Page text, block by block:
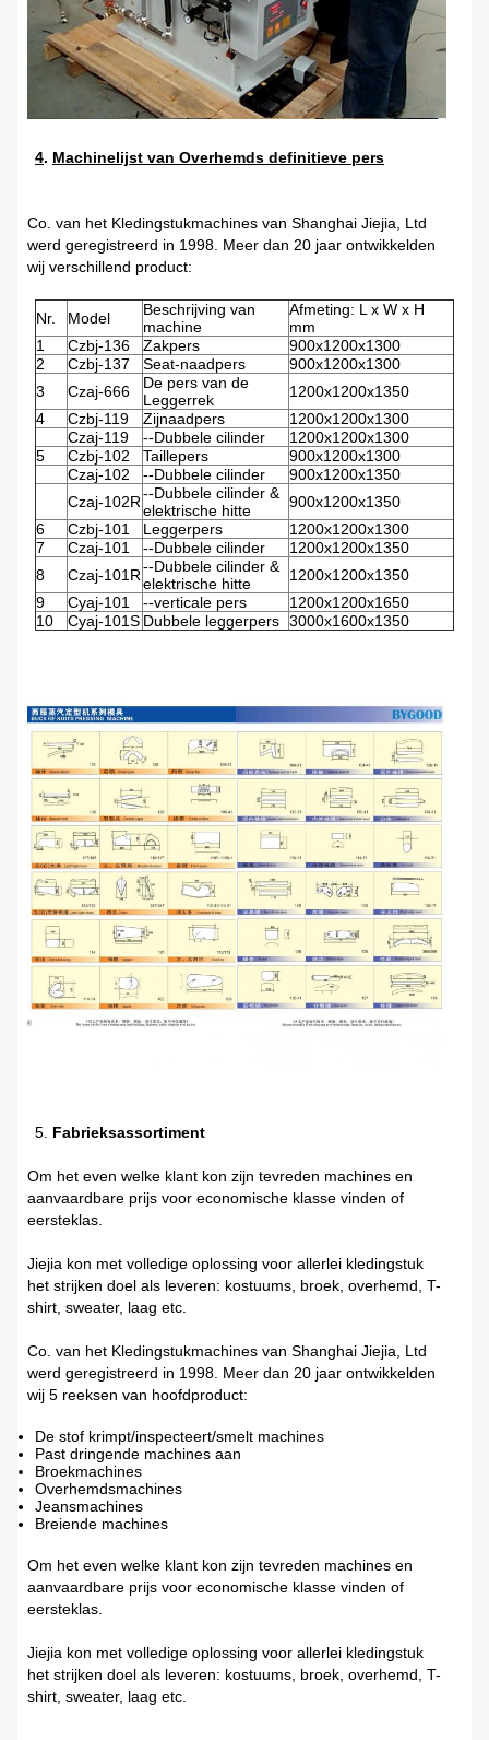
4. Machinelijst van Overhemds definitieve pers
Co. van het Kledingstukmachines van Shanghai Jiejia, Ltd
werd geregistreerd in 1998. Meer dan 20 jaar ontwikkelden
wij verschillend product:
Nr. Model
Beschrijving van
machine
Afmeting: L x W x H
mm
1
Czbj-136 Zakpers
900x1200x1300
2
Czbj-137 Seat-naadpers
900x1200x1300
3
Czaj-666
De pers van de
Leggerrek
1200x1200x1350
4
Czbj-119 Zijnaadpers
1200x1200x1300
Czaj-119
--Dubbele cilinder
1200x1200x1300
5
Czbj-102 Taillepers
900x1200x1300
Czaj-102
--Dubbele cilinder
900x1200x1350
Czaj-102R--Dubbele cilinder &
elektrische hitte
900x1200x1350
6
Czbj-101 Leggerpers
1200x1200x1300
7
Czaj-101 --Dubbele cilinder
1200x1200x1350
8
Czaj-101R--Dubbele cilinder &
elektrische hitte
1200x1200x1350
9
Cyaj-101 --verticale pers
1200x1200x1650
10
Cyaj-101S Dubbele leggerpers 3000x1600x1350
5. Fabrieksassortiment
Om het even welke klant kon zijn tevreden machines en
aanvaardbare prijs voor economische klasse vinden of
eersteklas.
Jiejia kon met volledige oplossing voor allerlei kledingstuk
het strijken doel als leveren: kostuums, broek, overhemd, T-
shirt, sweater, laag etc.
Co. van het Kledingstukmachines van Shanghai Jiejia, Ltd
werd geregistreerd in 1998. Meer dan 20 jaar ontwikkelden
wij 5 reeksen van hoofdproduct:
De stof krimpt/inspecteert/smelt machines
Past dringende machines aan
Broekmachines
Overhemdsmachines
Jeansmachines
Breiende machines
Om het even welke klant kon zijn tevreden machines en
aanvaardbare prijs voor economische klasse vinden of
eersteklas.
Jiejia kon met volledige oplossing voor allerlei kledingstuk
het strijken doel als leveren: kostuums, broek, overhemd, T-
shirt, sweater, laag etc.